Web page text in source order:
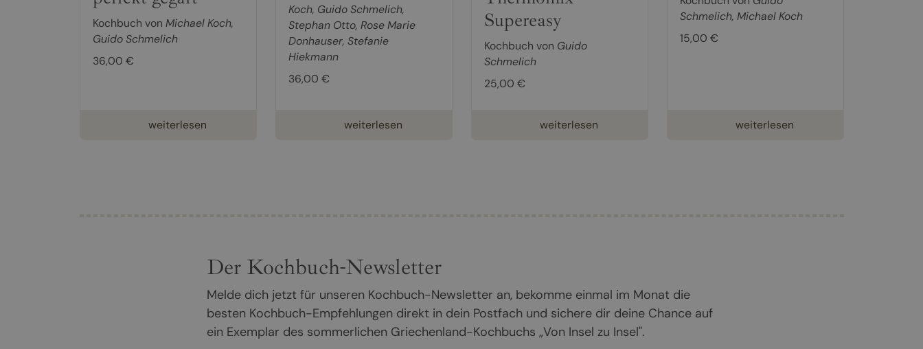
Kochbuch von Michael Koch,
Guido Schmelich
36,00 €
weiterlesen
Koch, Guido Schmelich,
Stephan Otto, Rose Marie
Donhauser, Stefanie
Hiekmann
36,00 €
weiterlesen
Supereasy
Kochbuch von Guido
Schmelich
25,00 €
weiterlesen
Schmelich, Michael Koch
15,00 €
weiterlesen
Der Kochbuch-Newsletter
Melde dich jetzt für unseren Kochbuch-Newsletter an, bekomme einmal im Monat die
besten Kochbuch-Empfehlungen direkt in dein Postfach und sichere dir deine Chance auf
ein Exemplar des sommerlichen Griechenland-Kochbuchs „Von Insel zu Insel".